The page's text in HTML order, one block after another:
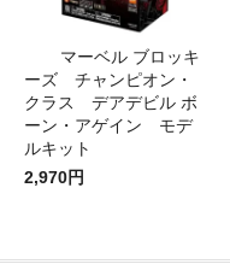
マーベル ブロッキ
ーズ チャンピオン・
クラス デアデビル ボ
ーン・アゲイン モデ
ルキット
2,970円